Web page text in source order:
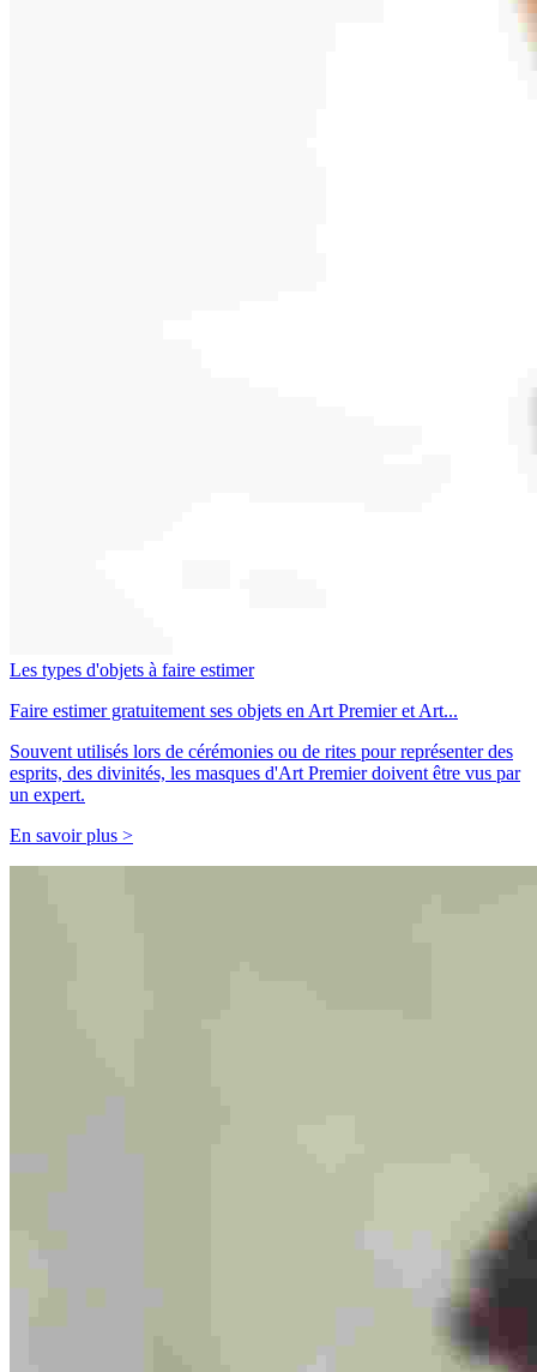
Les types d'objets à faire estimer
Faire estimer gratuitement ses objets en Art Premier et Art...
Souvent utilisés lors de cérémonies ou de rites pour représenter des
esprits, des divinités, les masques d'Art Premier doivent être vus par
un expert.
En savoir plus >